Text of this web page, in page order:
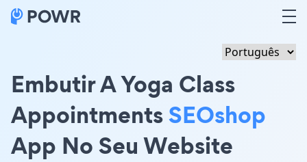
Embutir A Yoga Class
AppointmentsSEOshop
App No Seu Website